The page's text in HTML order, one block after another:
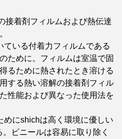
接着剤フィルムおよび熱伝達
ている付着力フィルムである
ために。フィルムは室温で固
るために熱されたとき溶ける
する熱い溶解の接着剤フィル
性能および異なった使用法を
めにshichは高く環境に優しい
ビニールは容易に取り除く